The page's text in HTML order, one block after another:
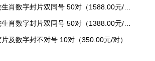
(19800.00元/包)
肖数字封片双同号 50对（1588.00元/对）
肖数字封片双同号 50对（1388.00元/对）
及数字封不对号 10对（350.00元/对）